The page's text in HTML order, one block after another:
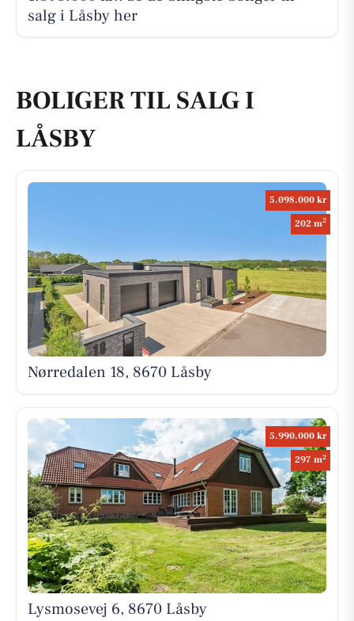
salg i Låsby her
BOLIGER TIL SALG I
LÅSBY
5.098.000 kr
202 m2
Nørredalen 18, 8670 Låsby
5.990.000 kr
297 m2
Lysmosevej 6, 8670 Låsby